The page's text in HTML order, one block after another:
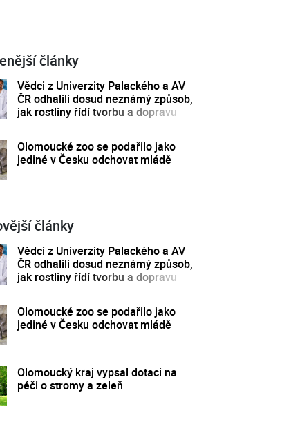
články
Vědci z Univerzity Palackého a AV
ČR odhalili dosud neznámý způsob,
jak rostliny řídí tvorbu a dopravu
Olomoucké zoo se podařilo jako
jediné v Česku odchovat mládě
články
Vědci z Univerzity Palackého a AV
ČR odhalili dosud neznámý způsob,
jak rostliny řídí tvorbu a dopravu
Olomoucké zoo se podařilo jako
jediné v Česku odchovat mládě
Olomoucký kraj vypsal dotaci na
péči o stromy a zeleň